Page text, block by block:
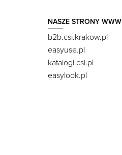
NASZE STRONY WWW
b2b.csi.krakow.pl
easyuse.pl
katalogi.csi.pl
easylook.pl